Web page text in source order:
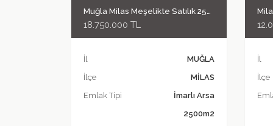
18.750.000 TL
İl
MUĞLA
İlçe
MİLAS
Emlak Tipi
İmarlı Arsa
2500m2
İl
İlçe